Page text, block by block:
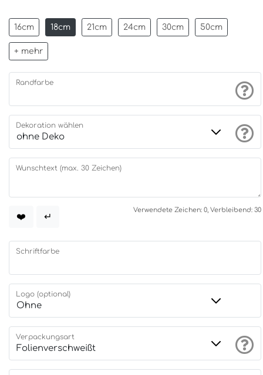
16cm 18cm 21cm 24cm 30cm 50cm
+ mehr
Randfarbe
Dekoration wählen
Wunschtext (max. 30 Zeichen)
❤️ ↵
Verwendete Zeichen: 0, Verbleibend: 30
Schriftfarbe
Logo (optional)
Verpackungsart